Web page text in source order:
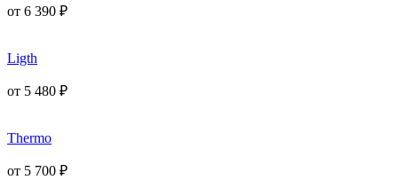
от 6 390 ₽
Ligth
от 5 480 ₽
Thermo
от 5 700 ₽